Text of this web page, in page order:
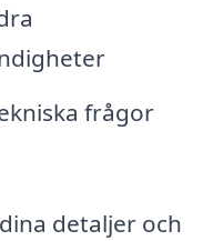
frågor
detaljer och